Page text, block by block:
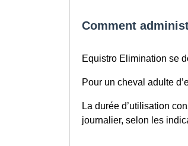
Comment
Equistro Elimination se
Pour un cheval adulte
La durée d’utilisation
journalier, selon les